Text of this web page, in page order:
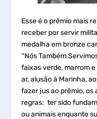
Esse é o prêmio mais
receber por servir
medalha em bronze
“Nós Também
faixas verde, marrom
ar, alusão à Marinha,
fazer jus ao prêmio,
regras: ter sido
ou animais enquanto